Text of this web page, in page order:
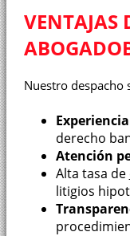
VENTAJAS
Nuestro despacho
Experiencia
derecho
Atención
Alta tasa de
litigios